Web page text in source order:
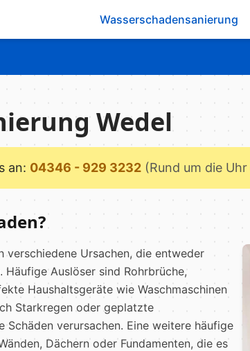
Wasserschadensanierung
Wedel
an: 04346 - 929 3232 (Rund um die
verschiedene Ursachen, die entweder
Auslöser sind Rohrbrüche,
Haushaltsgeräte wie Waschmaschinen
Starkregen oder geplatzte
Schäden verursachen. Eine weitere häufige
Dächern oder Fundamenten, die es